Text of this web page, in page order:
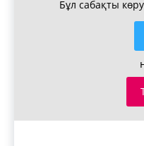
Бұл сабақты